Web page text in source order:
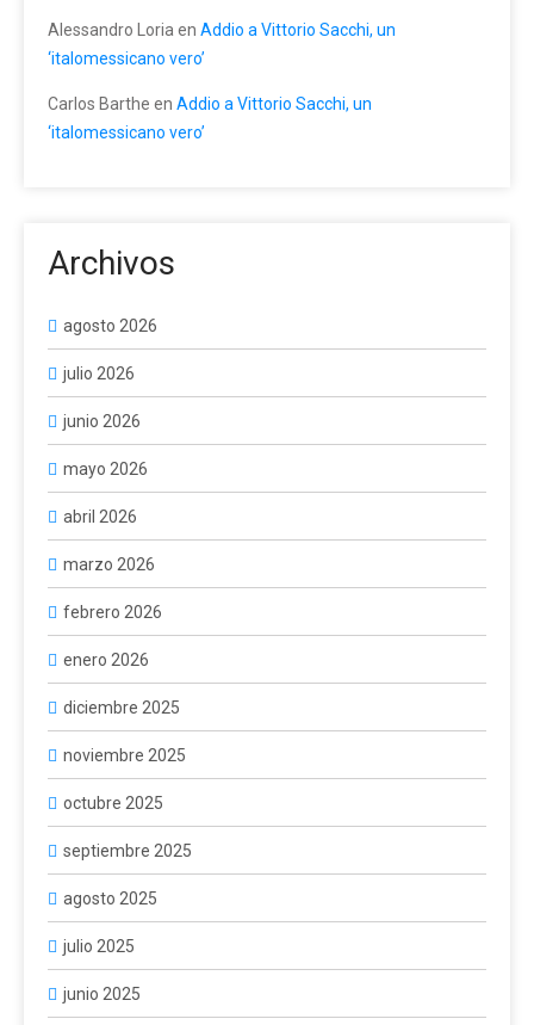
Alessandro Loria en Addio a Vittorio Sacchi, un
‘italomessicano vero’
Carlos Barthe en Addio a Vittorio Sacchi, un
‘italomessicano vero’
Archivos
agosto 2026
julio 2026
junio 2026
mayo 2026
abril 2026
marzo 2026
febrero 2026
enero 2026
diciembre 2025
noviembre 2025
octubre 2025
septiembre 2025
agosto 2025
julio 2025
junio 2025